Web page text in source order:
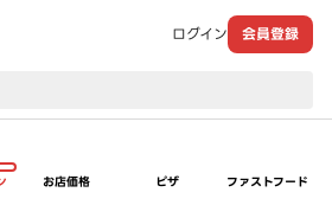
ログイン 会員登録
お店価格 ピザ ファストフード